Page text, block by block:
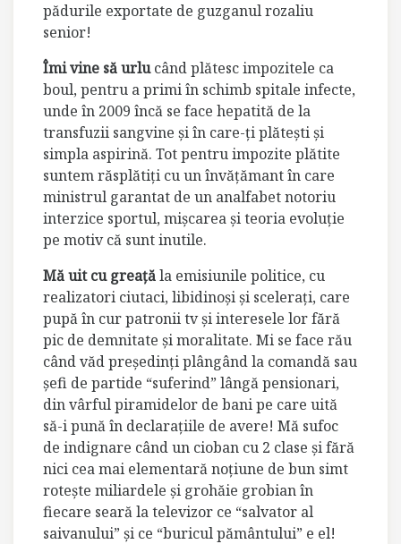
pădurile exportate de guzganul rozaliu
senior!
Îmi vine să urlucând plătesc impozitele ca
boul, pentru a primi în schimb spitale infecte,
unde în 2009 încă se face hepatită de la
transfuzii sangvine şi în care-ţi plăteşti şi
simpla aspirină. Tot pentru impozite plătite
suntem răsplătiţi cu un învăţămant în care
ministrul garantat de un analfabet notoriu
interzice sportul, mişcarea şi teoria evoluţie
pe motiv că sunt inutile.
Mă uit cu greaţăla emisiunile politice, cu
realizatori ciutaci, libidinoşi şi sceleraţi, care
pupă în cur patronii tv şi interesele lor fără
pic de demnitate şi moralitate. Mi se face rău
când văd preşedinţi plângând la comandă sau
şefi de partide “suferind” lângă pensionari,
din vârful piramidelor de bani pe care uită
să-i pună în declaraţiile de avere! Mă sufoc
de indignare când un cioban cu 2 clase şi fără
nici cea mai elementară noţiune de bun simt
roteşte miliardele şi grohăie grobian în
fiecare seară la televizor ce “salvator al
saivanului” şi ce “buricul pământului” e el!